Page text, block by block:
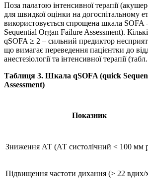
Поза палатою інтенсивної терапії
для швидкої оцінки на догоспітальному
використовується спрощена шкала SOFA
Sequential Organ Failure Assessment).
qSOFA ≥ 2 – сильний предиктор
що вимагає переведення пацієнтки до
анестезіології та інтенсивної терапії
Таблиця 3. Шкала qSOFA (quick
Assessment)
Показник
Зниження АТ (АТ систолічний < 100 мм
Підвищення частоти дихання (> 22 вдих/